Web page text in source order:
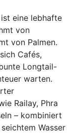
eine lebhafte
von
von Palmen.
Cafés,
Longtail-
warten.
Railay, Phra
– kombiniert
Wasser